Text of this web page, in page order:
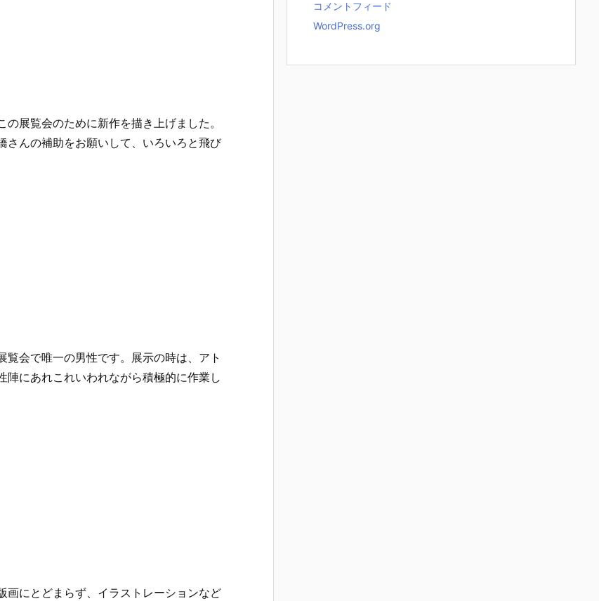
展覧会のために新作を描き上げました。
さんの補助をお願いして、いろいろと飛び
会で唯一の男性です。展示の時は、アト
陣にあれこれいわれながら積極的に作業し
画にとどまらず、イラストレーションなど
コメントフィード
WordPress.org